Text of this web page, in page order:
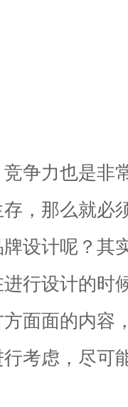
争力也是非
，那么就必
设计呢？其
行设计的时
面面的内容
考虑，尽可